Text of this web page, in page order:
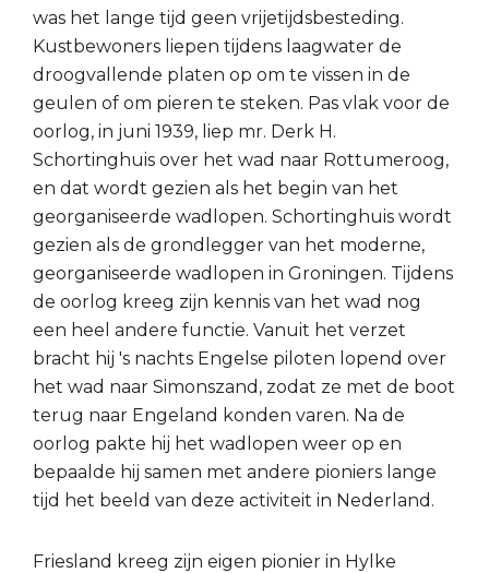
was het lange tijd geen vrijetijdsbesteding.
Kustbewoners liepen tijdens laagwater de
droogvallende platen op om te vissen in de
geulen of om pieren te steken. Pas vlak voor de
oorlog, in juni 1939, liep mr. Derk H.
Schortinghuis over het wad naar Rottumeroog,
en dat wordt gezien als het begin van het
georganiseerde wadlopen. Schortinghuis wordt
gezien als de grondlegger van het moderne,
georganiseerde wadlopen in Groningen. Tijdens
de oorlog kreeg zijn kennis van het wad nog
een heel andere functie. Vanuit het verzet
bracht hij 's nachts Engelse piloten lopend over
het wad naar Simonszand, zodat ze met de boot
terug naar Engeland konden varen. Na de
oorlog pakte hij het wadlopen weer op en
bepaalde hij samen met andere pioniers lange
tijd het beeld van deze activiteit in Nederland.
Friesland kreeg zijn eigen pionier in Hylke